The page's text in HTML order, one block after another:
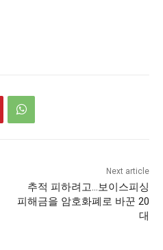
Next article
추적 피하려고…보이스피싱
피해금을 암호화폐로 바꾼 20
대